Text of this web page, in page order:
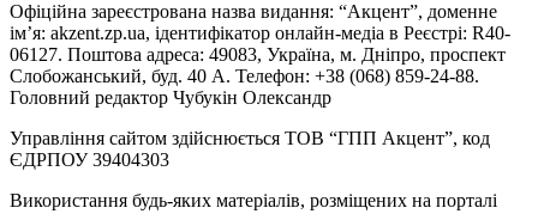
Офіційна зареєстрована назва видання: “Акцент”, доменне
ім’я: akzent.zp.ua, ідентифікатор онлайн-медіа в Реєстрі: R40-
06127. Поштова адреса: 49083, Україна, м. Дніпро, проспект
Слобожанський, буд. 40 А. Телефон: +38 (068) 859-24-88.
Головний редактор Чубукін Олександр
Управління сайтом здійснюється ТОВ “ГПП Акцент”, код
ЄДРПОУ 39404303
Використання будь-яких матеріалів, розміщених на порталі